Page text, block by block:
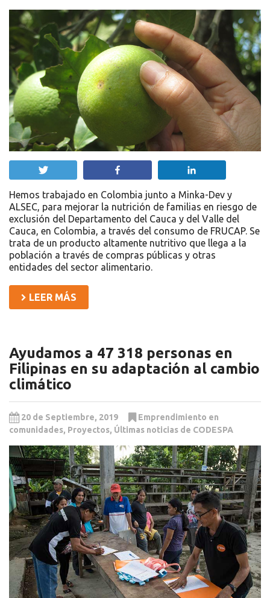
Hemos trabajado en Colombia junto a Minka-Dev y
ALSEC, para mejorar la nutrición de familias en riesgo de
exclusión del Departamento del Cauca y del Valle del
Cauca, en Colombia, a través del consumo de FRUCAP. Se
trata de un producto altamente nutritivo que llega a la
población a través de compras públicas y otras
entidades del sector alimentario.
LEER MÁS
Ayudamos a 47 318 personas en
Filipinas en su adaptación al cambio
climático
20 de Septiembre, 2019
Emprendimiento en
comunidades, Proyectos, Últimas noticias de CODESPA